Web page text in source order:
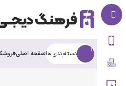
دسته‌بندی هاصفحه اصلی